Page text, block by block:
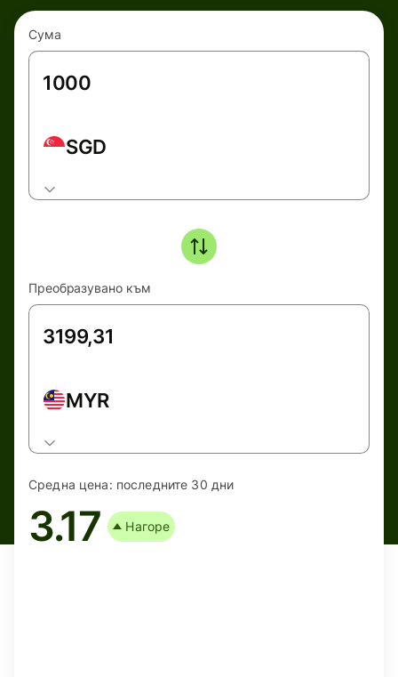
Сума
SGD
Преобразувано към
MYR
Средна цена: последните 30 дни
3.17 Нагоре